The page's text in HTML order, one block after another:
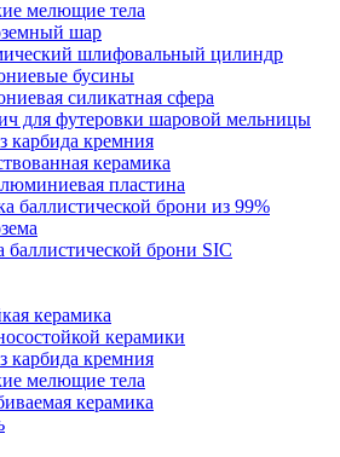
мелющие тела
шар
шлифовальный цилиндр
бусины
силикатная сфера
для футеровки шаровой мельницы
карбида кремния
керамика
пластина
баллистической брони из 99%
баллистической брони SIC
керамика
керамики
карбида кремния
мелющие тела
керамика